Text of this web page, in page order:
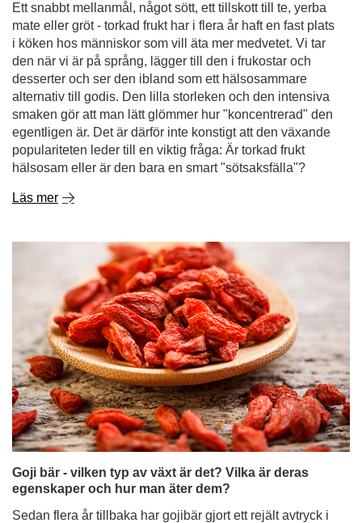
Ett snabbt mellanmål, något sött, ett tillskott till te, yerba
mate eller gröt - torkad frukt har i flera år haft en fast plats
i köken hos människor som vill äta mer medvetet. Vi tar
den när vi är på språng, lägger till den i frukostar och
desserter och ser den ibland som ett hälsosammare
alternativ till godis. Den lilla storleken och den intensiva
smaken gör att man lätt glömmer hur "koncentrerad" den
egentligen är. Det är därför inte konstigt att den växande
populariteten leder till en viktig fråga: Är torkad frukt
hälsosam eller är den bara en smart "sötsaksfälla"?
Läs mer
Goji bär - vilken typ av växt är det? Vilka är deras
egenskaper och hur man äter dem?
Sedan flera år tillbaka har gojibär gjort ett rejält avtryck i